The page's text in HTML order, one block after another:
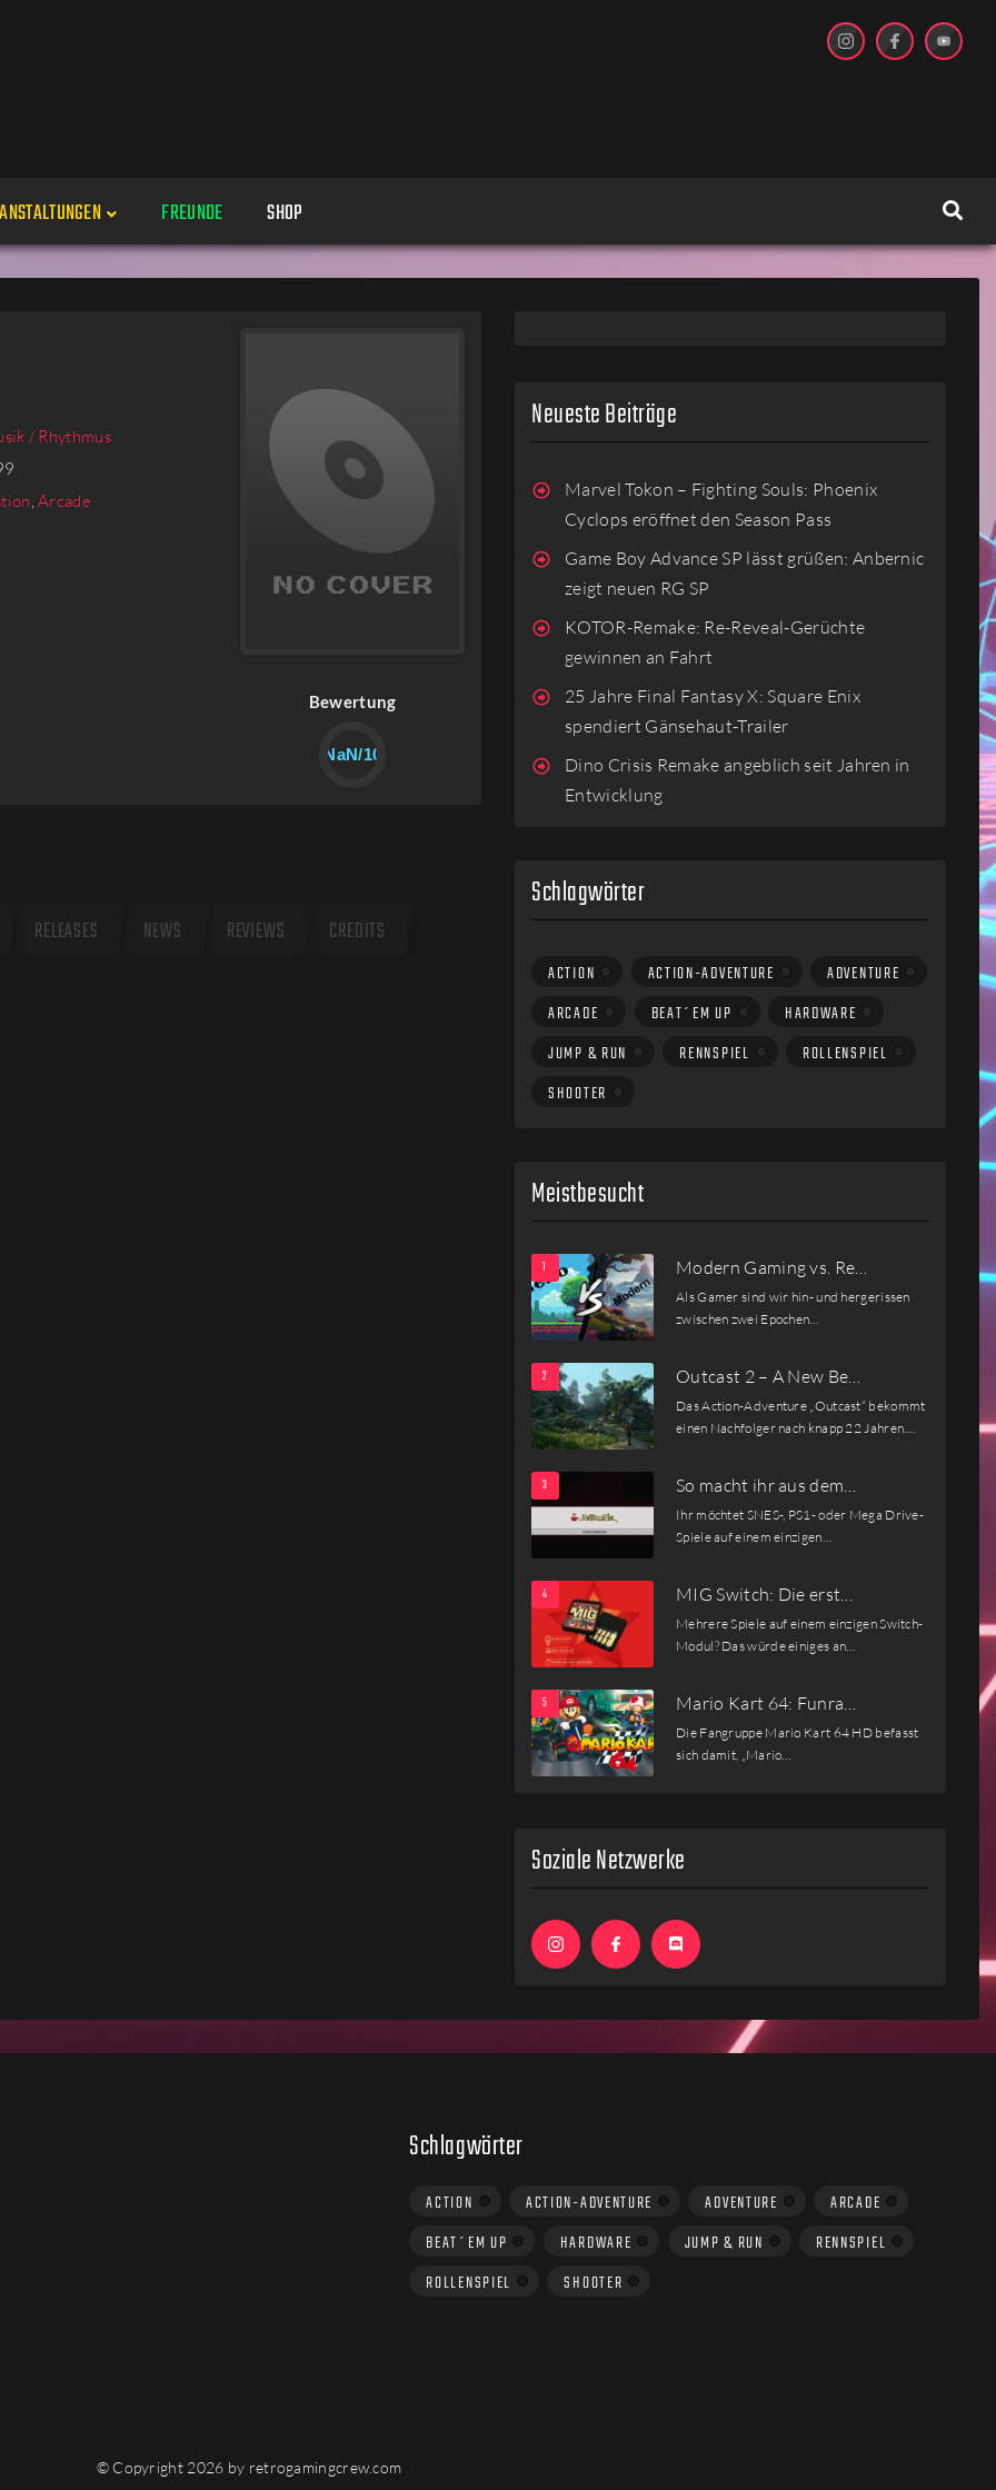
Veranstaltungen
Veranstaltungsorte
FREUNDE SHOP
/ Rhythmus
,Arcade
Bewertung
NaN/10
RELEASES NEWS REVIEWS CREDITS
Neueste Beiträge
Marvel Tokon – Fighting Souls: Phoenix
Cyclops eröffnet den Season Pass
Game Boy Advance SP lässt grüßen: Anbernic
zeigt neuen RG SP
KOTOR-Remake: Re-Reveal-Gerüchte
gewinnen an Fahrt
25 Jahre Final Fantasy X: Square Enix
spendiert Gänsehaut-Trailer
Dino Crisis Remake angeblich seit Jahren in
Entwicklung
Schlagwörter
ACTION ACTION-ADVENTURE
ADVENTURE
ARCADE
BEAT´EM UP
HARDWARE
JUMP & RUN
RENNSPIEL
ROLLENSPIEL
SHOOTER
Meistbesucht
Modern Gaming vs. Re…
Als Gamer sind wir hin- und hergerissen
zwischen zwei Epochen…
Outcast 2 – A New Be…
Das Action-Adventure „Outcast“ bekommt
einen Nachfolger nach knapp 22 Jahren.…
So macht ihr aus dem…
Ihr möchtet SNES-, PS1- oder Mega Drive-
Spiele auf einem einzigen…
MIG Switch: Die erst…
Mehrere Spiele auf einem einzigen Switch-
Modul? Das würde einiges an…
Mario Kart 64: Funra…
Die Fangruppe Mario Kart 64 HD befasst
sich damit, „Mario…
Soziale Netzwerke
Schlagwörter
ACTION ACTION-ADVENTURE ADVENTURE
ARCADE
BEAT´EM UP
HARDWARE JUMP & RUN
RENNSPIEL
ROLLENSPIEL
SHOOTER
© Copyright 2026 by retrogamingcrew.com